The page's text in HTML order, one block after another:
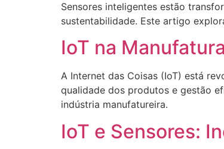
Sensores inteligentes estão
sustentabilidade. Este artigo
IoT na
A Internet das Coisas (IoT) está
qualidade dos produtos e gestão
indústria manufatureira.
IoT e Sensores: